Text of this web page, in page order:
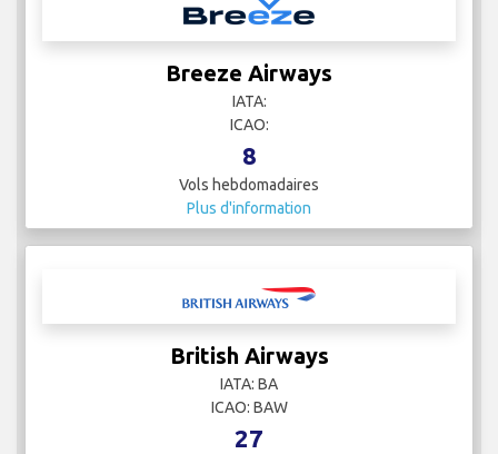
Breeze Airways
IATA:
ICAO:
8
Vols hebdomadaires
Plus d'information
British Airways
IATA: BA
ICAO: BAW
27